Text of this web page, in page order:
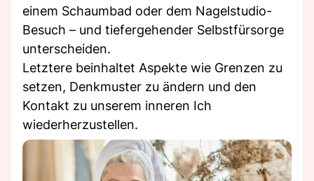
einem Schaumbad oder dem Nagelstudio-
Besuch – und tiefergehender Selbstfürsorge
unterscheiden.
Letztere beinhaltet Aspekte wie Grenzen zu
setzen, Denkmuster zu ändern und den
Kontakt zu unserem inneren Ich
wiederherzustellen.